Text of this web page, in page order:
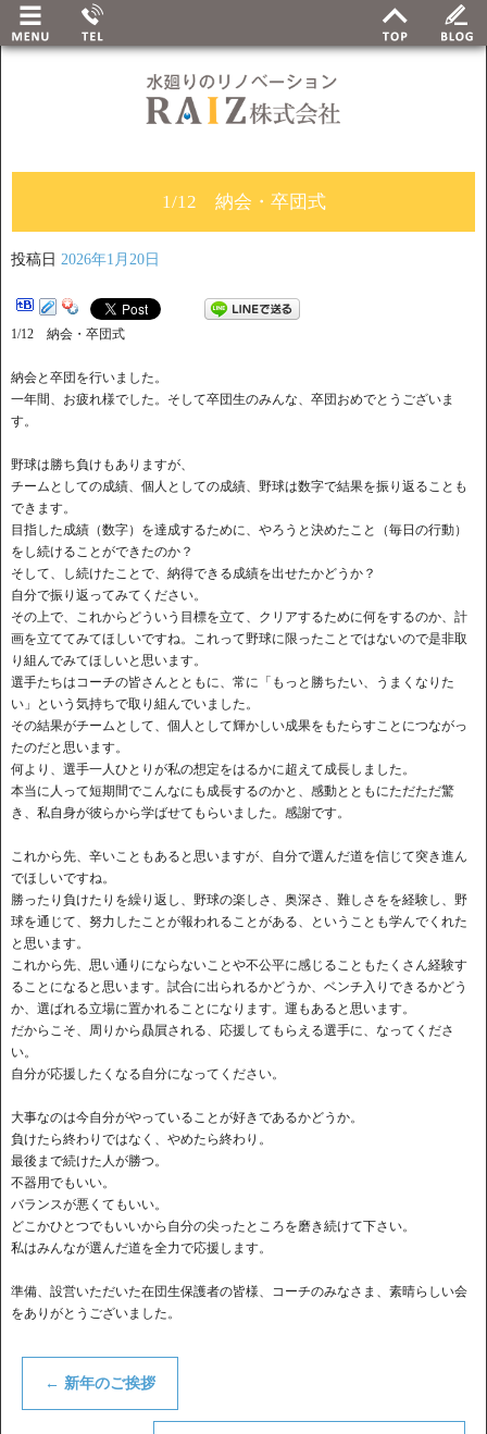
1/12 納会・卒団式
投稿日 2026年1月20日
1/12 納会・卒団式
納会と卒団を行いました。
一年間、お疲れ様でした。そして卒団生のみんな、卒団おめでとうございま
す。
野球は勝ち負けもありますが、
チームとしての成績、個人としての成績、野球は数字で結果を振り返ることも
できます。
目指した成績（数字）を達成するために、やろうと決めたこと（毎日の行動）
をし続けることができたのか？
そして、し続けたことで、納得できる成績を出せたかどうか？
自分で振り返ってみてください。
その上で、これからどういう目標を立て、クリアするために何をするのか、計
画を立ててみてほしいですね。これって野球に限ったことではないので是非取
り組んでみてほしいと思います。
選手たちはコーチの皆さんとともに、常に「もっと勝ちたい、うまくなりた
い」という気持ちで取り組んでいました。
その結果がチームとして、個人として輝かしい成果をもたらすことにつながっ
たのだと思います。
何より、選手一人ひとりが私の想定をはるかに超えて成長しました。
本当に人って短期間でこんなにも成長するのかと、感動とともにただただ驚
き、私自身が彼らから学ばせてもらいました。感謝です。
これから先、辛いこともあると思いますが、自分で選んだ道を信じて突き進ん
でほしいですね。
勝ったり負けたりを繰り返し、野球の楽しさ、奥深さ、難しさをを経験し、野
球を通じて、努力したことが報われることがある、ということも学んでくれた
と思います。
これから先、思い通りにならないことや不公平に感じることもたくさん経験す
ることになると思います。試合に出られるかどうか、ベンチ入りできるかどう
か、選ばれる立場に置かれることになります。運もあると思います。
だからこそ、周りから贔屓される、応援してもらえる選手に、なってくださ
い。
自分が応援したくなる自分になってください。
大事なのは今自分がやっていることが好きであるかどうか。
負けたら終わりではなく、やめたら終わり。
最後まで続けた人が勝つ。
不器用でもいい。
バランスが悪くてもいい。
どこかひとつでもいいから自分の尖ったところを磨き続けて下さい。
私はみんなが選んだ道を全力で応援します。
準備、設営いただいた在団生保護者の皆様、コーチのみなさま、素晴らしい会
をありがとうございました。
← 新年のご挨拶